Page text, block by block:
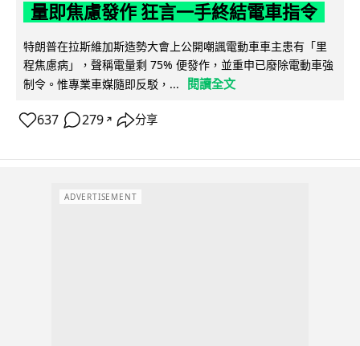
量即焦慮發作 狂言一手終結電車指令
特朗普在拉斯維加斯造勢大會上公開嘲諷電動車車主患有「里
程焦慮病」，聲稱電量剩 75% 便發作，並重申已廢除電動車強
制令。惟專業車媒隨即反駁，...
閱讀全文
637 279 ↗ 分享
ADVERTISEMENT